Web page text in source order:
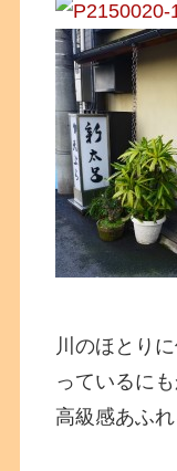
川のほとり
っているに
高級感あふれ